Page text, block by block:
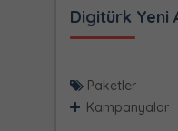
Digitürk Yeni
Paketler
Kampanyalar